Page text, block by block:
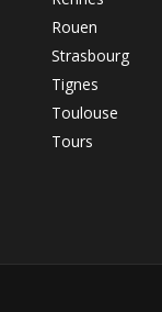
Rouen
Strasbourg
Tignes
Toulouse
Tours